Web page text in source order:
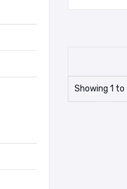
Showing 1